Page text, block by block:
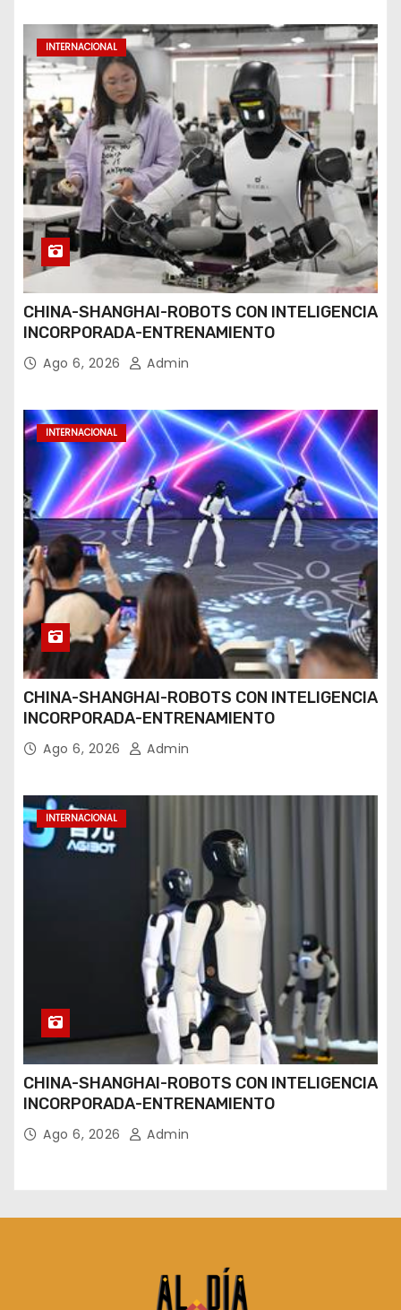
INTERNACIONAL
CHINA-SHANGHAI-ROBOTS CON INTELIGENCIA
INCORPORADA-ENTRENAMIENTO
Ago 6, 2026 Admin
INTERNACIONAL
CHINA-SHANGHAI-ROBOTS CON INTELIGENCIA
INCORPORADA-ENTRENAMIENTO
Ago 6, 2026 Admin
INTERNACIONAL
CHINA-SHANGHAI-ROBOTS CON INTELIGENCIA
INCORPORADA-ENTRENAMIENTO
Ago 6, 2026 Admin